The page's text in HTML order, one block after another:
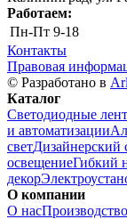
Работаем:
Пн-Пт 9-18
Контакты
Правовая
© Разработано в
Каталог
Светодиодные
и автоматизации
светДизайнерский
освещениеГибкий
декор
О компании
О насПроизводство